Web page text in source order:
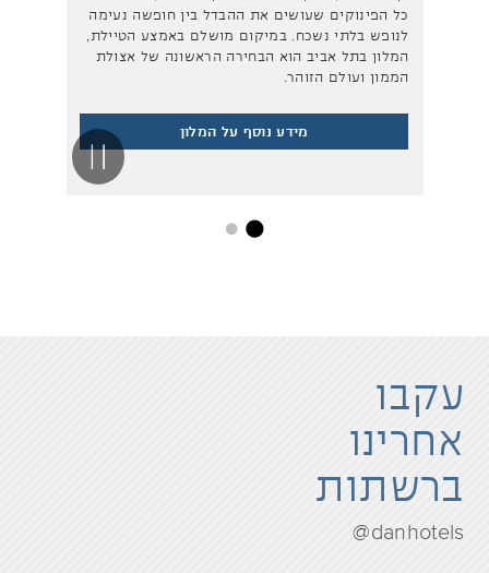
Pause
כל הפינוקים שעושים את ההבדל בין חופשה נעימה
לנופש בלתי נשכח. במיקום מושלם באמצע הטיילת,
המלון בתל אביב הוא הבחירה הראשונה של אצולת
הממון ועולם הזוהר.
מידע נוסף על המלון
פיתוח, הוא אי
המלון
ונחשב לאחד
עקבו
אחרינו
ברשתות
danhotels@